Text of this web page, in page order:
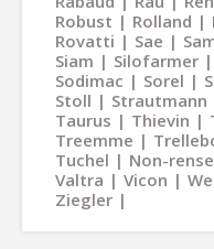
Robust
Rolland
Rovatti
Sae
Siam
Silofarmer
Sodimac
Sorel
Stoll
Strautmann
Taurus
Thievin
Treemme
Tuchel
Non-
Valtra
Vicon
Ziegler